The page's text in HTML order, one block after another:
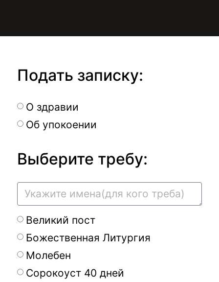
Подать записку:
О здравии
Об упокоении
Выберите требу:
Великий пост
Божественная Литургия
Молебен
Сорокоуст 40 дней